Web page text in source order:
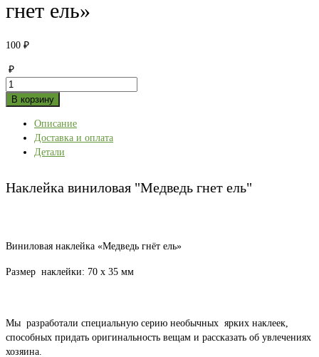
гнет ель»
100 ₽
₽
Количество
товара
виниловая
"Медведь
В корзину
Описание
Доставка и оплата
Детали
Наклейка виниловая "Медведь гнет ель"
Виниловая наклейка «Медведь гнёт ель»
Размер наклейки: 70 х 35 мм
Мы разработали специальную серию необычных ярких наклеек,
способных придать оригинальность вещам и рассказать об увлечениях
хозяина.